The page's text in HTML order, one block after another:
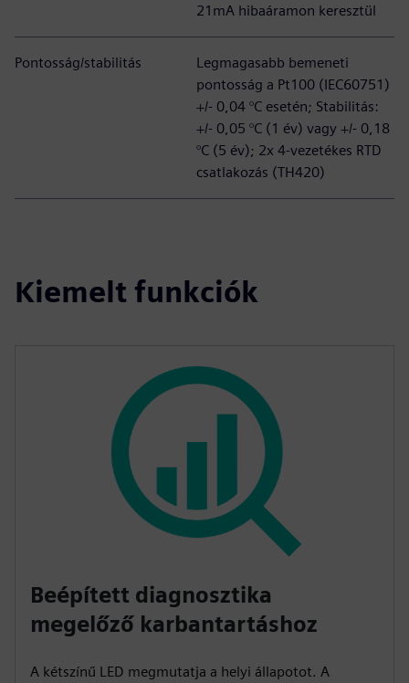
21mA hibaáramon keresztül
Pontosság/stabilitás
Legmagasabb bemeneti
pontosság a Pt100 (IEC60751)
+/- 0,04 °C esetén; Stabilitás:
+/- 0,05 °C (1 év) vagy +/- 0,18
°C (5 év); 2x 4-vezetékes RTD
csatlakozás (TH420)
Kiemelt funkciók
Beépített diagnosztika
megelőző karbantartáshoz
A kétszínű LED megmutatja a helyi állapotot. A